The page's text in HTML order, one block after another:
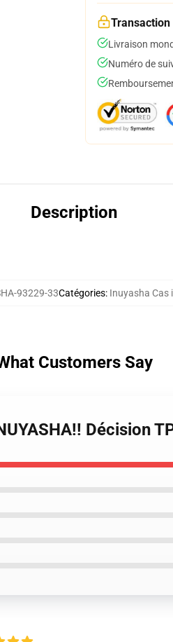
Livraison
Numéro de
Description
93229-33Catégories: Inuyasha Cas
Customers Say
Décision